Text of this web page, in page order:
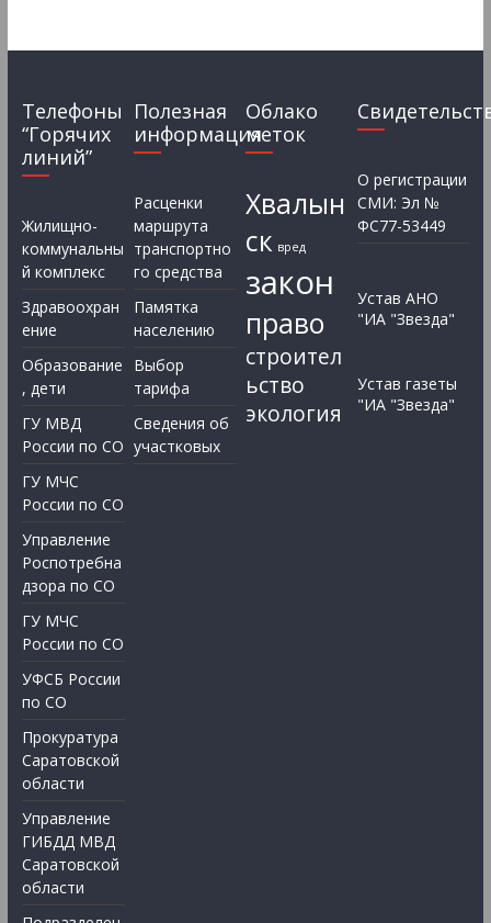
Телефоны
“Горячих
линий”
Жилищно-
коммунальны
й комплекс
Здравоохран
ение
Образование
, дети
ГУ МВД
России по СО
ГУ МЧС
России по СО
Управление
Роспотребна
дзора по СО
ГУ МЧС
России по СО
УФСБ России
по СО
Прокуратура
Саратовской
области
Управление
ГИБДД МВД
Саратовской
области
Полезная
информация
Расценки
маршрута
транспортно
го средства
Памятка
населению
Выбор
тарифа
Сведения об
участковых
Облако
меток
Хвалын
ск вред
закон
право
строител
ьство
экология
О регистрации
СМИ: Эл №
ФС77-53449
Устав АНО
"ИА "Звезда"
Устав газеты
"ИА "Звезда"